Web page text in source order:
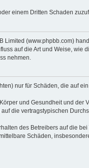
einem Dritten Schaden
Limited (www.phpbb.com)
auf die Art und Weise, wie
nehmen.
nur für Schäden, die auf
und Gesundheit und der
die vertragstypischen
des Betreibers auf die bei
Schäden,